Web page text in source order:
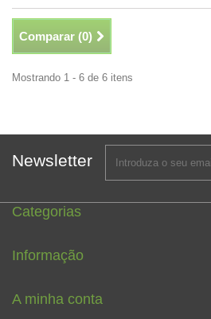
Comparar (0)
Mostrando 1 - 6 de 6 itens
Newsletter
Categorias
Informação
A minha conta